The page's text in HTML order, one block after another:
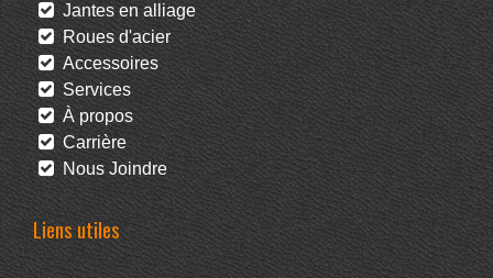
Jantes en alliage
Roues d'acier
Accessoires
Services
À propos
Carrière
Nous Joindre
Liens utiles